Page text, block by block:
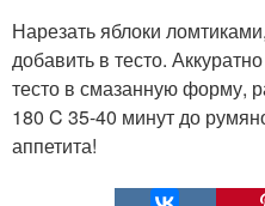
Нарезать яблоки
добавить в тесто.
тесто в смазанную форму,
180 C 35-40 минут до
аппетита!